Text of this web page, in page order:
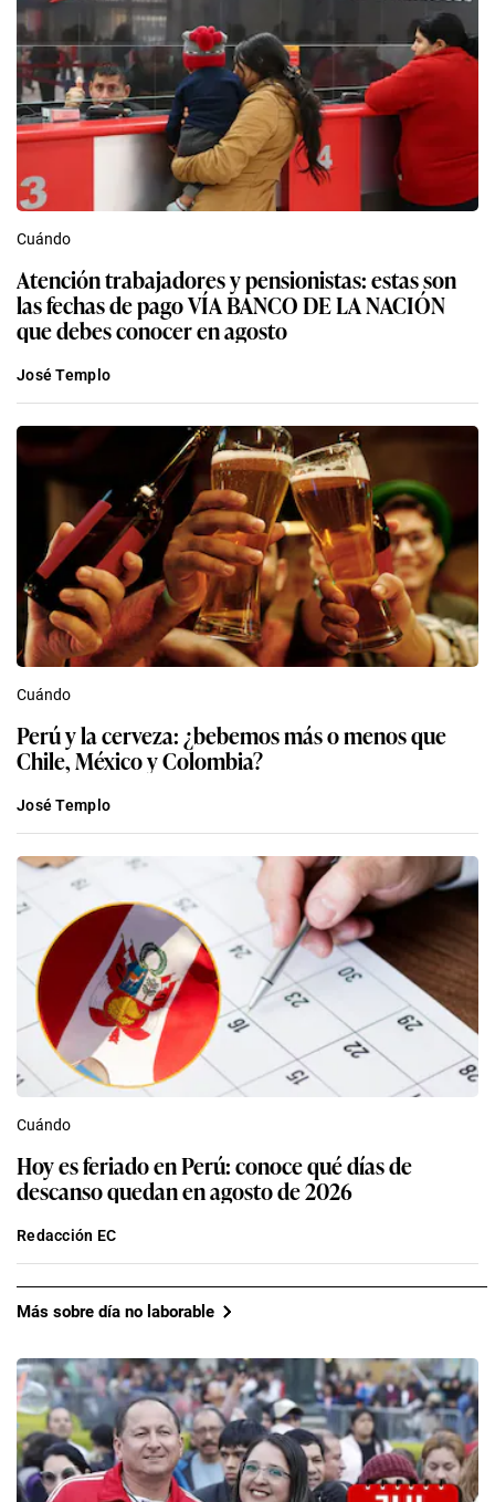
Cuándo
Atención trabajadores y pensionistas: estas son
las fechas de pago VÍA BANCO DE LA NACIÓN
que debes conocer en agosto
José Templo
Cuándo
Perú y la cerveza: ¿bebemos más o menos que
Chile, México y Colombia?
José Templo
Cuándo
Hoy es feriado en Perú: conoce qué días de
descanso quedan en agosto de 2026
Redacción EC
Más sobre día no laborable